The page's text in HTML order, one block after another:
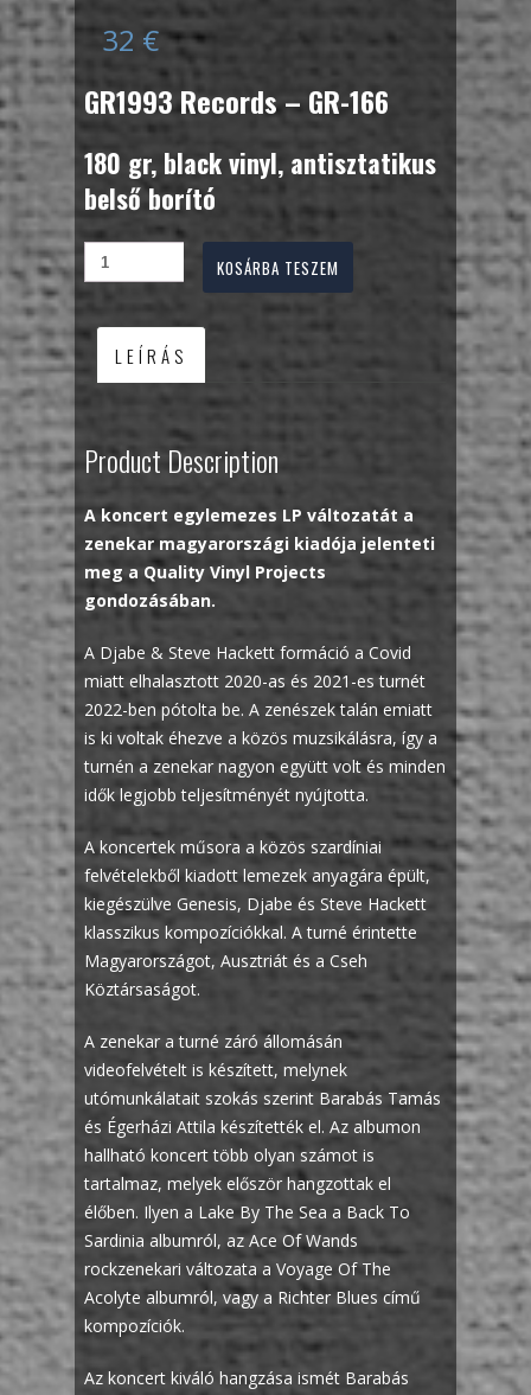
32 €
GR1993 Records – GR-166
180 gr, black vinyl, antisztatikus
belső borító
KOSÁRBA TESZEM
LEÍRÁS
Product Description
A koncert egylemezes LP változatát a
zenekar magyarországi kiadója jelenteti
meg a Quality Vinyl Projects
gondozásában.
A Djabe & Steve Hackett formáció a Covid
miatt elhalasztott 2020-as és 2021-es turnét
2022-ben pótolta be. A zenészek talán emiatt
is ki voltak éhezve a közös muzsikálásra, így a
turnén a zenekar nagyon együtt volt és minden
idők legjobb teljesítményét nyújtotta.
A koncertek műsora a közös szardíniai
felvételekből kiadott lemezek anyagára épült,
kiegészülve Genesis, Djabe és Steve Hackett
klasszikus kompozíciókkal. A turné érintette
Magyarországot, Ausztriát és a Cseh
Köztársaságot.
A zenekar a turné záró állomásán
videofelvételt is készített, melynek
utómunkálatait szokás szerint Barabás Tamás
és Égerházi Attila készítették el. Az albumon
hallható koncert több olyan számot is
tartalmaz, melyek először hangzottak el
élőben. Ilyen a Lake By The Sea a Back To
Sardinia albumról, az Ace Of Wands
rockzenekari változata a Voyage Of The
Acolyte albumról, vagy a Richter Blues című
kompozíciók.
Az koncert kiváló hangzása ismét Barabás